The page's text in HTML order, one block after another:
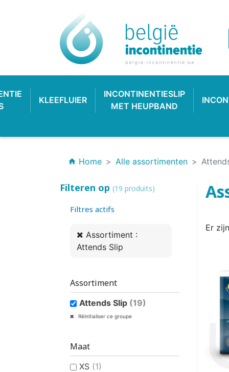
KLEEFLUIER
INCONTINENTIESLIP
MET HEUPBAND
VROUWEN
CONTINENTIEHULP
PULL-
home Home Alle assortimenten
Filteren op (19 produits)
Filtres actifs
Assortiment :
Attends Slip
Assortiment
Attends Slip (19)
Réinitialiser ce groupe
Maat
XS (1)
Er